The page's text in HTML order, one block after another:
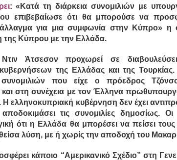
: «Κατά τη διάρκεια συνομιλιών με
επιβεβαίωσε ότι θα μπορούσε να
για μια συμφωνία στην Κύπρο» η
της Κύπρου με την Ελλάδα.
Άτσεσον προχωρεί σε
της Ελλάδας και της Τουρκίας.
συνομιλιών που είχε ο πρόεδρος
στη συνέχεια με τον Έλληνα
Η ελληνοκυπριακή κυβέρνηση δεν έχει
τις συνομιλίες δημοσίως.
ότι η Ελλάδα θα μπορέσει να πείσει
λύση, με ή χωρίς την αποδοχή του
κάποιο “Αμερικανικό Σχέδιο” στη